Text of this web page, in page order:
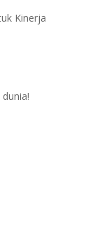
Kinerja